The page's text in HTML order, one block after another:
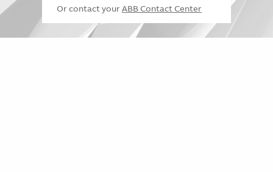
Or contact your ABB Contact Center